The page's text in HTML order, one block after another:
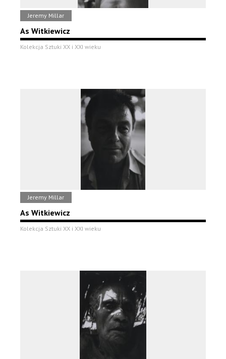
Jeremy Millar
As Witkiewicz
Kolekcja Sztuki XX i XXI wieku
Jeremy Millar
As Witkiewicz
Kolekcja Sztuki XX i XXI wieku